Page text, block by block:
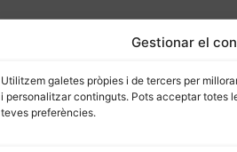
Gestionar el
Utilitzem galetes pròpies i de tercers per
i personalitzar continguts. Pots acceptar totes
teves preferències.